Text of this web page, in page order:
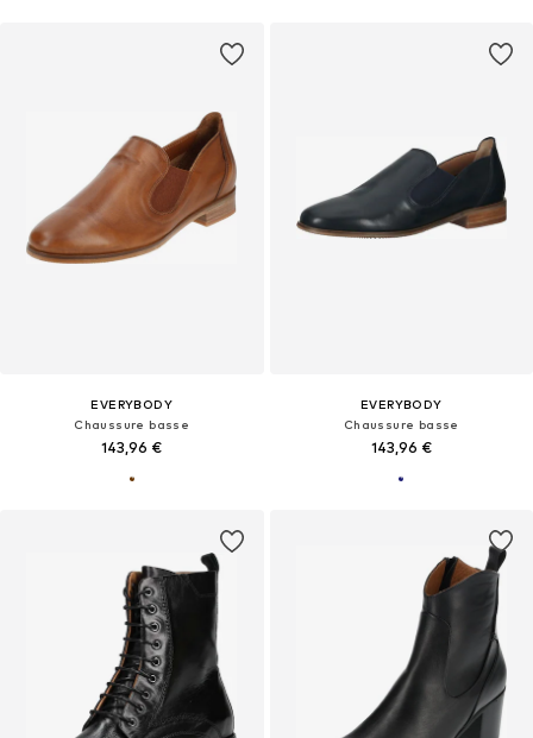
EVERYBODY
Chaussure basse
143,96 €
EVERYBODY
Chaussure basse
143,96 €